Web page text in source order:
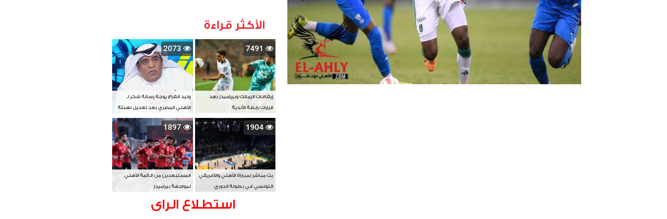
الأكثر قراءة
7491
إيقافات الزمالك وبيراميدز بعد
قرارات رابطة الأندية
2073
وليد الفراج يوجه رسالة شكر لـ
الأهلي المصري بعد تعديل تهنئة
بطل آسيا
1904
بث مباشر لمباراة الأهلي والأفريقي
التونسي في بطولة الدوري
1897
المستبعدين من قائمة الأهلي
لمواجهة بيراميدز
استطلاع الراى